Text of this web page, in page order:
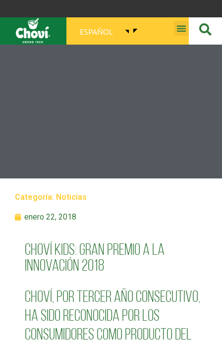
ESPAÑOL
Categoría: Noticias
enero 22, 2018
Choví Kids: Gran premio a la
Innovación 2018
Choví, por tercer año consecutivo,
ha sido reconocida por los
consumidores como producto del